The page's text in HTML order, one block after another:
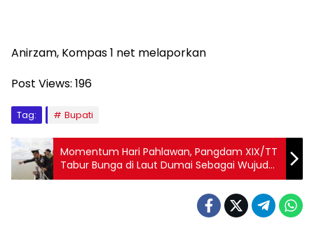
Anirzam, Kompas 1 net melaporkan
Post Views: 196
Tag: Bupati
Momentum Hari Pahlawan, Pangdam XIX/TT
Tabur Bunga di Laut Dumai Sebagai Wujud
Penghormatan